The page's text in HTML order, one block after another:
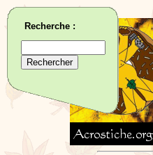
Recherche :